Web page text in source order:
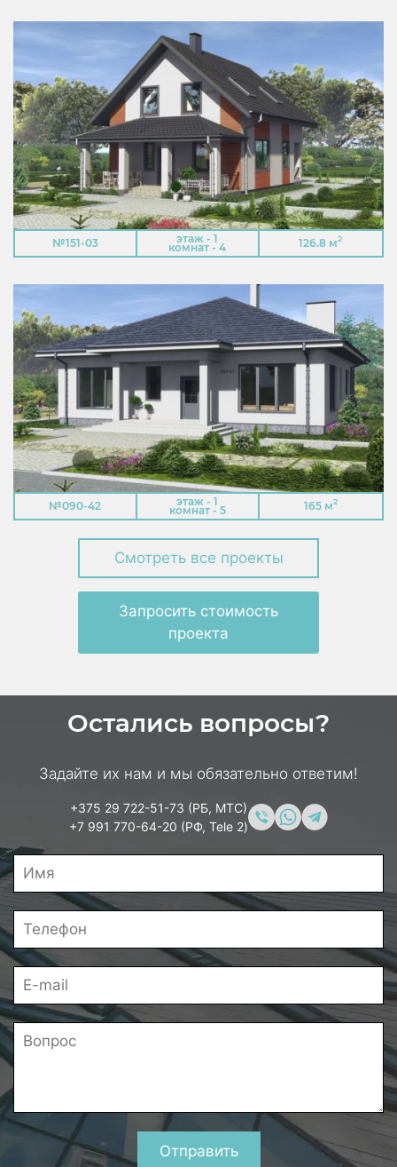
№151-03 этаж - 1
комнат - 4 126.8 м2
№090-42 этаж - 1
комнат - 5 165 м2
Смотреть все проекты
Запросить стоимость
проекта
Остались вопросы?
Задайте их нам и мы обязательно ответим!
+375 29 722-51-73 (РБ, МТС)
+7 991 770-64-20 (РФ, Tele 2)
Отправить